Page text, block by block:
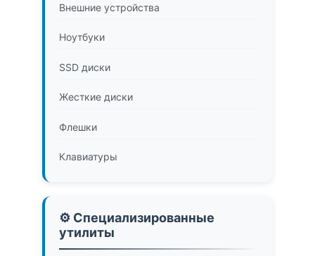
Внешние устройства
Ноутбуки
SSD диски
Жесткие диски
Флешки
Клавиатуры
⚙️ Специализированные
утилиты